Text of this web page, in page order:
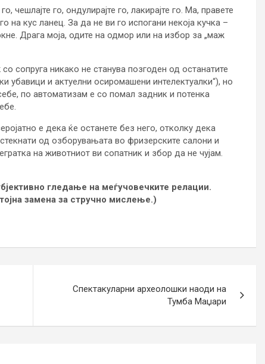
чешлајте го, ондулирајте го, лакирајте го. Ма, правете
на кус ланец. За да не ви го испогани некоја кучка –
Драга моја, одите на одмор или на избор за „маж
сопруга никако не станува позгоден од останатите
убавици и актуелни осиромашени интелектуалки“), но
по автоматизам е со помал задник и потенка
е дека ќе останете без него, отколку дека
од озборувањата во фризерските салони и
на животниот ви сопатник и збор да не чујам.
гледање на меѓучовечките релации.
замена за стручно мислење.)
Спектакуларни археолошки наоди на
Тумба Маџари